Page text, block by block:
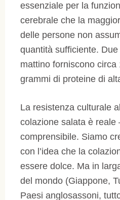
essenziale per la
cerebrale che la
delle persone non
quantità sufficiente. Due
mattino forniscono circa
grammi di proteine di
La resistenza culturale
colazione salata è
comprensibile. Siamo
con l’idea che la
essere dolce. Ma in
del mondo (Giappone,
Paesi anglosassoni,